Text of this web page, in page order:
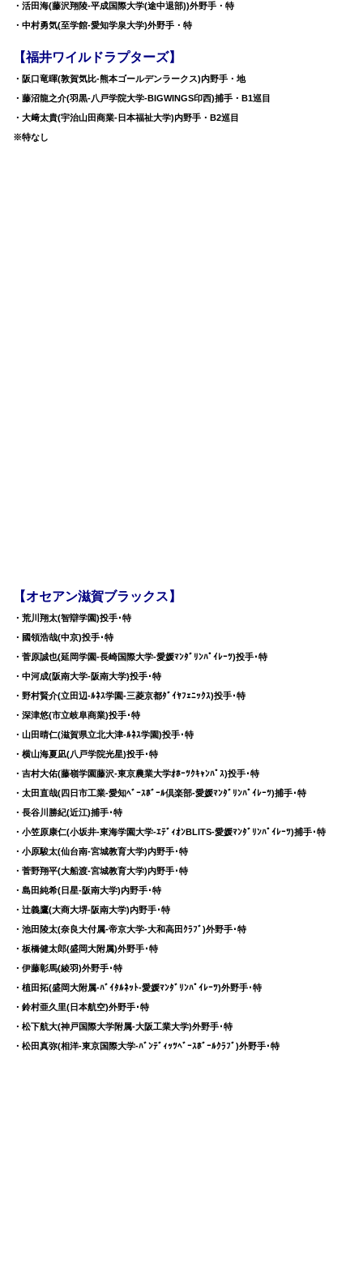
・活田海(藤沢翔陵-平成国際大学(途中退部))外野手・特
・中村勇気(至学館-愛知学泉大学)外野手・特
【福井ワイルドラプターズ】
・阪口竜暉(敦賀気比-熊本ゴールデンラークス)内野手・地
・藤沼龍之介(羽黒-八戸学院大学-BIGWINGS印西)捕手・B1巡目
・大﨑太貴(宇治山田商業-日本福祉大学)内野手・B2巡目
※特なし
【オセアン滋賀ブラックス】
・荒川翔太(智辯学園)投手･特
・國領浩哉(中京)投手･特
・菅原誠也(延岡学園-長崎国際大学-愛媛ﾏﾝﾀﾞﾘﾝﾊﾟｲﾚｰﾂ)投手･特
・中河成(阪南大学-阪南大学)投手･特
・野村賢介(立田辺-ﾙﾈｽ学園-三菱京都ﾀﾞｲﾔﾌｪﾆｯｸｽ)投手･特
・深津悠(市立岐阜商業)投手･特
・山田晴仁(滋賀県立北大津-ﾙﾈｽ学園)投手･特
・横山海夏凪(八戸学院光星)投手･特
・吉村大佑(藤嶺学園藤沢-東京農業大学ｵﾎｰﾂｸｷｬﾝﾊﾟｽ)投手･特
・太田直哉(四日市工業-愛知ﾍﾞｰｽﾎﾞｰﾙ倶楽部-愛媛ﾏﾝﾀﾞﾘﾝﾊﾟｲﾚｰﾂ)捕手･特
・長谷川勝紀(近江)捕手･特
・小笠原康仁(小坂井-東海学園大学-ｴﾃﾞｨｵﾝBLITS-愛媛ﾏﾝﾀﾞﾘﾝﾊﾟｲﾚｰﾂ)捕手･特
・小原駿太(仙台南-宮城教育大学)内野手･特
・菅野翔平(大船渡-宮城教育大学)内野手･特
・島田純希(日星-阪南大学)内野手･特
・辻義鷹(大商大堺-阪南大学)内野手･特
・池田陵太(奈良大付属-帝京大学-大和高田ｸﾗﾌﾞ)外野手･特
・板橋健太郎(盛岡大附属)外野手･特
・伊藤彰馬(綾羽)外野手･特
・植田拓(盛岡大附属-ﾊﾞｲﾀﾙﾈｯﾄ-愛媛ﾏﾝﾀﾞﾘﾝﾊﾟｲﾚｰﾂ)外野手･特
・鈴村亜久里(日本航空)外野手･特
・松下航大(神戸国際大学附属-大阪工業大学)外野手･特
・松田真弥(相洋-東京国際大学-ﾊﾞﾝﾃﾞｨｯﾂﾍﾞｰｽﾎﾞｰﾙｸﾗﾌﾞ)外野手･特